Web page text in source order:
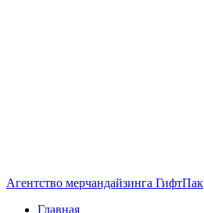
Агентство мерчандайзинга ГифтПак
Главная